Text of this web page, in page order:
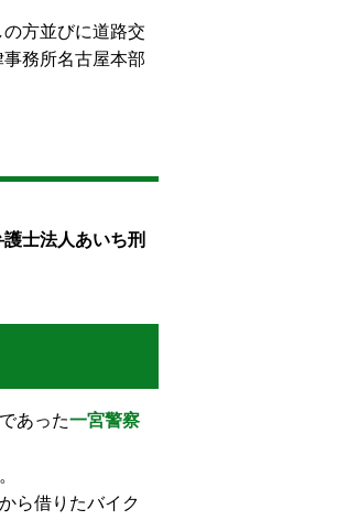
方並びに道路交
務所名古屋本部
士法人あいち刑
あった一宮警察
ら借りたバイク